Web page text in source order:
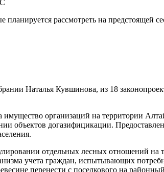
рассмотреть на предстоящей
Наталья Кувшинова, из 18
организаций на территории
объектов догазифицикации.
отдельных лесных отношений на
учета граждан, испытывающих
перенести с поселкового на